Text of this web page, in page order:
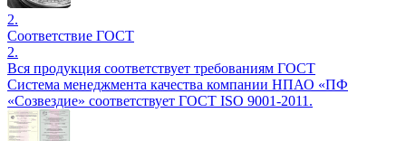
2.
Соответствие ГОСТ
2.
Вся продукция соответствует требованиям ГОСТ
Система менеджмента качества компании НПАО «ПФ
«Созвездие» соответствует ГОСТ ISO 9001-2011.